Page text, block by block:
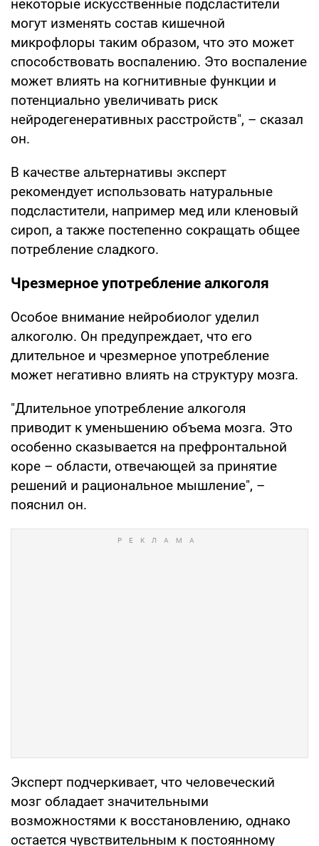
некоторые искусственные подсластители
могут изменять состав кишечной
микрофлоры таким образом, что это может
способствовать воспалению. Это воспаление
может влиять на когнитивные функции и
потенциально увеличивать риск
нейродегенеративных расстройств", – сказал
он.
В качестве альтернативы эксперт
рекомендует использовать натуральные
подсластители, например мед или кленовый
сироп, а также постепенно сокращать общее
потребление сладкого.
Чрезмерное употребление алкоголя
Особое внимание нейробиолог уделил
алкоголю. Он предупреждает, что его
длительное и чрезмерное употребление
может негативно влиять на структуру мозга.
"Длительное употребление алкоголя
приводит к уменьшению объема мозга. Это
особенно сказывается на префронтальной
коре – области, отвечающей за принятие
решений и рациональное мышление", –
пояснил он.
Эксперт подчеркивает, что человеческий
мозг обладает значительными
возможностями к восстановлению, однако
остается чувствительным к постоянному